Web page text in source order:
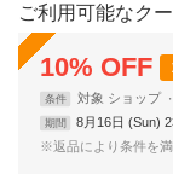
ご利用可能なク
10% OFF
条件 対象 ショップ
期間 8月16日 (Sun)
※返品により条件を